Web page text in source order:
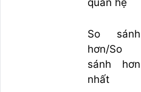
So sánh
hơn/So
sánh hơn
nhất